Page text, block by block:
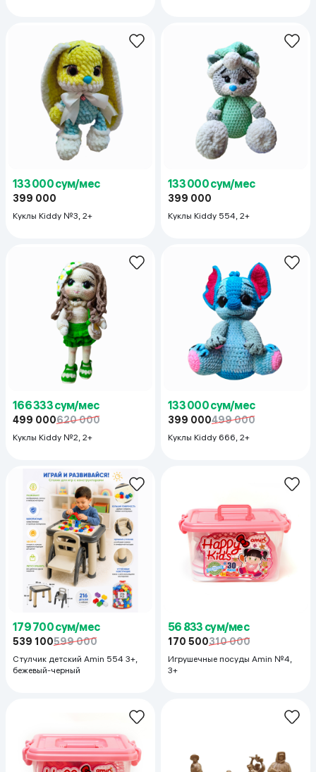
133 000 сум/мес
399 000
Куклы Kiddy №3, 2+
133 000 сум/мес
399 000
Куклы Kiddy 554, 2+
166 333 сум/мес
499 000620 000
Куклы Kiddy №2, 2+
133 000 сум/мес
399 000499 000
Куклы Kiddy 666, 2+
179 700 сум/мес
539 100599 000
Стулчик детский Amin 554 3+,
бежевый-черный
56 833 сум/мес
170 500310 000
Игрушечные посуды Amin №4,
3+